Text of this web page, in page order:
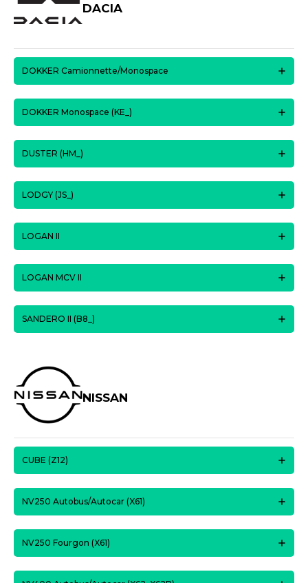
DACIA
DOKKER Camionnette/Monospace
DOKKER Monospace (KE_)
DUSTER (HM_)
LODGY (JS_)
LOGAN II
LOGAN MCV II
SANDERO II (B8_)
NISSAN
CUBE (Z12)
NV250 Autobus/Autocar (X61)
NV250 Fourgon (X61)